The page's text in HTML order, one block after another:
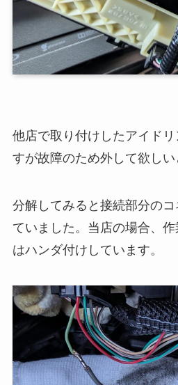
他店で取り付けしたアイド
すが故障のため外して欲しい
分解してみると接続部分の
ていました。当店の場合、
はハンダ付けしています。